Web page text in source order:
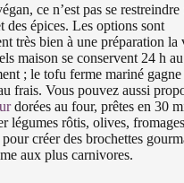
ce n’est pas se restreindre
des épices. Les options sont
très bien à une préparation la
maison se conservent 24 h
; le tofu ferme mariné gagne
frais. Vous pouvez aussi
dorées au four, prêtes en 30
légumes rôtis, olives, fromages
créer des brochettes
aux plus carnivores.